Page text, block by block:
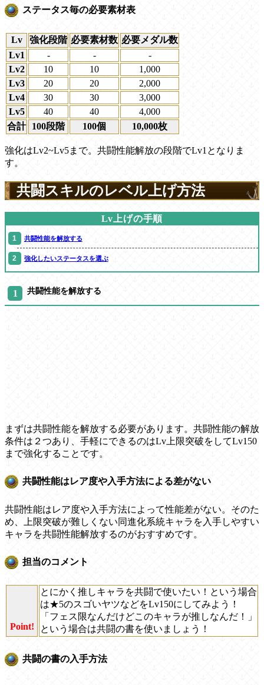
ステータス毎の必要素材表
Lv 強化段階 必要素材数 必要メダル数
Lv1
- -
-
Lv2
10 10
1,000
Lv3
20 20
2,000
Lv4
30 30
3,000
Lv5
40 40
4,000
合計
100段階 100個 10,000枚
強化はLv2~Lv5まで。共闘性能解放の段階でLv1となりま
す。
共闘スキルのレベル上げ方法
Lv上げの手順
共闘性能を解放する
強化したいステータスを選ぶ
共闘性能を解放する
まずは共闘性能を解放する必要があります。共闘性能の解放
条件は２つあり、手軽にできるのはLv上限突破をしてLv150
まで強化することです。
共闘性能はレア度や入手方法による差がない
共闘性能はレア度や入手方法によって性能差がない。そのた
め、上限突破が難しくない同進化系統キャラを入手しやすい
キャラを共闘性能解放するのがおすすめです。
担当のコメント
Point!
とにかく推しキャラを共闘で使いたい！という場合
は★5のスゴいヤツなどをLv150にしてみよう！
「フェス限なんだけどこのキャラが推しなんだ！」
という場合は共闘の書を使いましょう！
共闘の書の入手方法